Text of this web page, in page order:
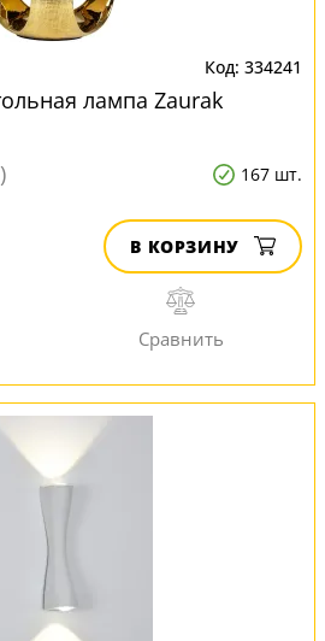
334241
лампа Zaurak
167 шт.
В КОРЗИНУ